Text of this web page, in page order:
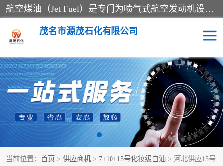
航空煤油（Jet Fuel）是专门为喷气式航空发动机设计的高纯度燃料，主要分为Jet A、Jet A-1和Jet B等类型。其特点是闪点高、低温流动性好，并添加了抗静电剂和抗氧化剂以确保飞行安全。航空煤油需
茂名市源茂石化有限公司
当前位置： 首页 > 供应商机 > 7+10+15号化妆级白油 > 河北供应15号
RP3航空煤油 D20+D30溶剂油
D40+D60溶剂油 D80+D100溶剂油
6号+120号溶剂油 260号溶剂油
异构烷烃 天然乳胶